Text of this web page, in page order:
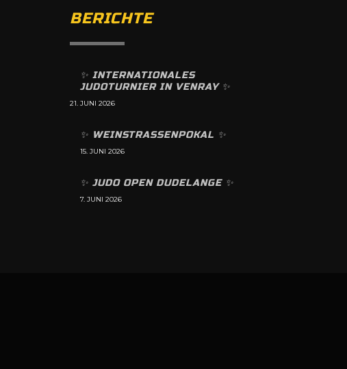
BERICHTE
✨️ INTERNATIONALES
JUDOTURNIER IN VENRAY ✨️
21. JUNI 2026
✨️ WEINSTRASSENPOKAL ✨️
15. JUNI 2026
✨️ JUDO OPEN DUDELANGE ✨️
7. JUNI 2026